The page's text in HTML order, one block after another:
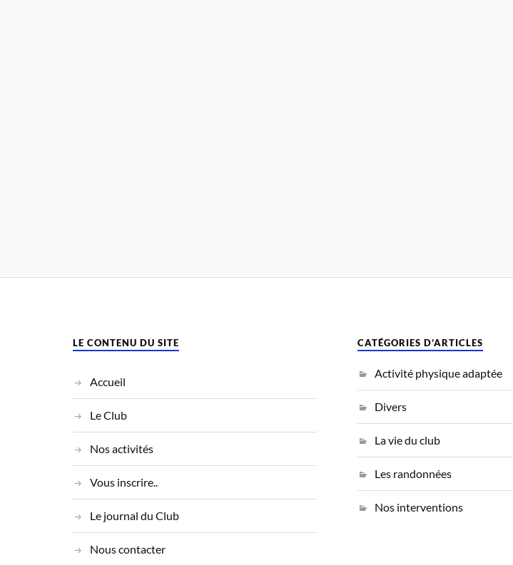
LE CONTENU DU SITE
Accueil
Le Club
Nos activités
Vous inscrire..
Le journal du Club
Nous contacter
CATÉGORIES D’ARTICLES
Activité physique adaptée
Divers
La vie du club
Les randonnées
Nos interventions